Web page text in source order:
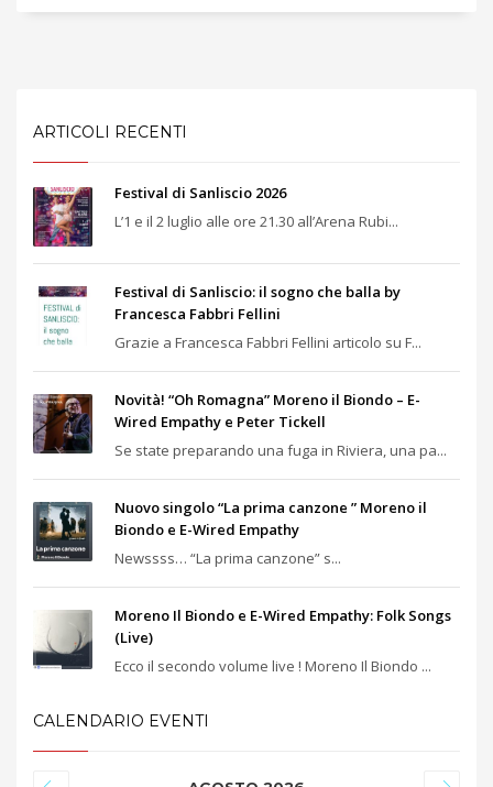
ARTICOLI RECENTI
Festival di Sanliscio 2026
L’1 e il 2 luglio alle ore 21.30 all’Arena Rubi...
Festival di Sanliscio: il sogno che balla by
Francesca Fabbri Fellini
Grazie a Francesca Fabbri Fellini articolo su F...
Novità! “Oh Romagna” Moreno il Biondo – E-
Wired Empathy e Peter Tickell
Se state preparando una fuga in Riviera, una pa...
Nuovo singolo “La prima canzone ” Moreno il
Biondo e E-Wired Empathy
Newssss… “La prima canzone” s...
Moreno Il Biondo e E-Wired Empathy: Folk Songs
(Live)
Ecco il secondo volume live ! Moreno Il Biondo ...
CALENDARIO EVENTI